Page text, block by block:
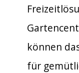
können
für